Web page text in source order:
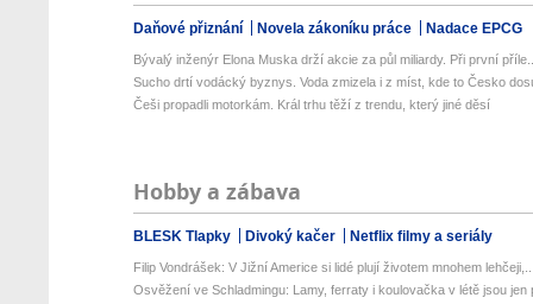
Daňové přiznání Novela zákoníku práce Nadace EPCG
Bývalý inženýr Elona Muska drží akcie za půl miliardy. Při první
Sucho drtí vodácký byznys. Voda zmizela i z míst, kde to Česko
Češi propadli motorkám. Král trhu těží z trendu, který jiné děsí
Hobby a zábava
BLESK Tlapky Divoký kačer Netflix filmy a seriály
Filip Vondrášek: V Jižní Americe si lidé plují životem mnohem
Osvěžení ve Schladmingu: Lamy, ferraty i koulovačka v létě jsou jen